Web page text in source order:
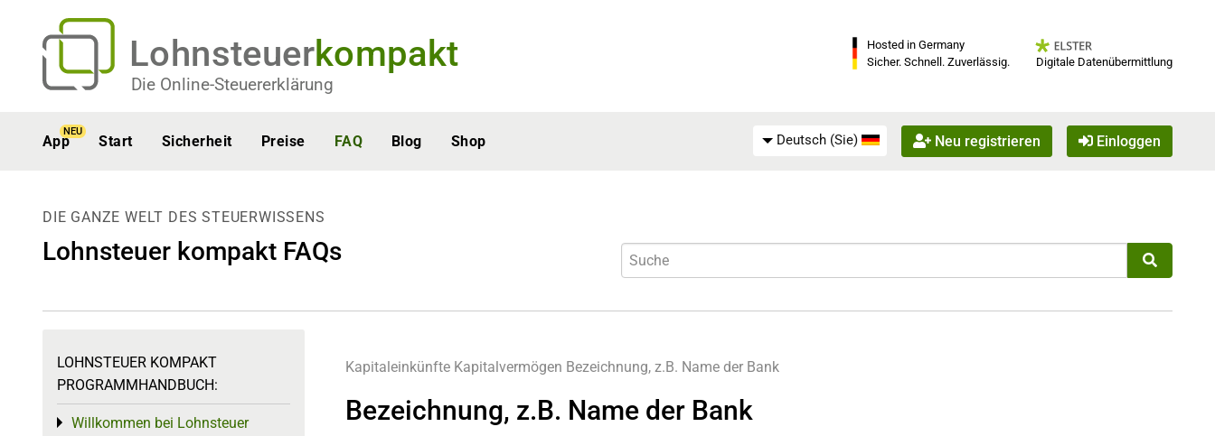
Lohnsteuerkompakt
Die Online-Steuererklärung
Hosted in Germany
Sicher. Schnell. Zuverlässig.
Digitale Datenübermittlung
App
NEU
Start Sicherheit Preise FAQ Blog Shop Deutsch (Sie) Neu registrieren Einloggen
DIE GANZE WELT DES STEUERWISSENS
Lohnsteuer kompakt FAQs
Kapitaleinkünfte Kapitalvermögen Bezeichnung, z.B. Name der Bank
Bezeichnung, z.B. Name der Bank
LOHNSTEUER KOMPAKT
PROGRAMMHANDBUCH:
Willkommen bei Lohnsteuer
Toggle menu